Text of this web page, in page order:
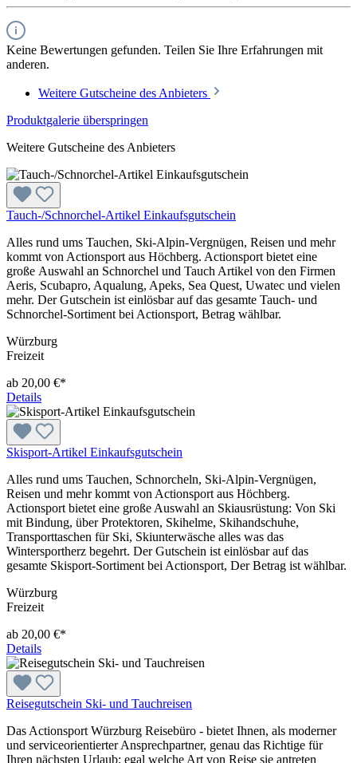
Keine Bewertungen gefunden. Teilen Sie Ihre Erfahrungen mit
anderen.
Weitere Gutscheine des Anbieters
Produktgalerie überspringen
Weitere Gutscheine des Anbieters
Tauch-/Schnorchel-Artikel Einkaufsgutschein
Alles rund ums Tauchen, Ski-Alpin-Vergnügen, Reisen und mehr
kommt von Actionsport aus Höchberg. Actionsport bietet eine
große Auswahl an Schnorchel und Tauch Artikel von den Firmen
Aeris, Scubapro, Aqualung, Apeks, Sea Quest, Uwatec und vielen
mehr. Der Gutschein ist einlösbar auf das gesamte Tauch- und
Schnorchel-Sortiment bei Actionsport, Betrag wählbar.
Würzburg
Freizeit
ab 20,00 €*
Details
Skisport-Artikel Einkaufsgutschein
Alles rund ums Tauchen, Schnorcheln, Ski-Alpin-Vergnügen,
Reisen und mehr kommt von Actionsport aus Höchberg.
Actionsport bietet eine große Auswahl an Skiausrüstung: Von Ski
mit Bindung, über Protektoren, Skihelme, Skihandschuhe,
Transporttaschen für Ski, Skiunterwäsche alles was das
Wintersportherz begehrt. Der Gutschein ist einlösbar auf das
gesamte Skisport-Sortiment bei Actionsport, Der Betrag ist wählbar.
Würzburg
Freizeit
ab 20,00 €*
Details
Reisegutschein Ski- und Tauchreisen
Das Actionsport Würzburg Reisebüro - bietet Ihnen, als moderner
und serviceorientierter Ansprechpartner, genau das Richtige für
Ihren nächsten Urlaub; egal welche Art von Reise sie antreten